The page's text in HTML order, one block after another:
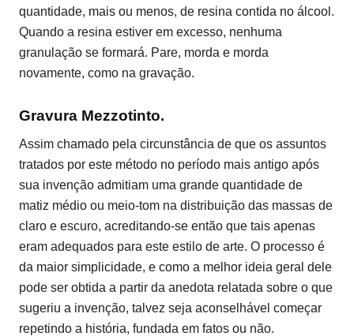
quantidade, mais ou menos, de resina contida no álcool.
Quando a resina estiver em excesso, nenhuma
granulação se formará. Pare, morda e morda
novamente, como na gravação.
Gravura Mezzotinto.
Assim chamado pela circunstância de que os assuntos
tratados por este método no período mais antigo após
sua invenção admitiam uma grande quantidade de
matiz médio ou meio-tom na distribuição das massas de
claro e escuro, acreditando-se então que tais apenas
eram adequados para este estilo de arte. O processo é
da maior simplicidade, e como a melhor ideia geral dele
pode ser obtida a partir da anedota relatada sobre o que
sugeriu a invenção, talvez seja aconselhável começar
repetindo a história, fundada em fatos ou não.